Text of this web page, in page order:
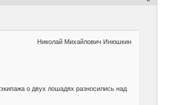
Николай Михайлович Инюшкин
о двух лошадях разносились над